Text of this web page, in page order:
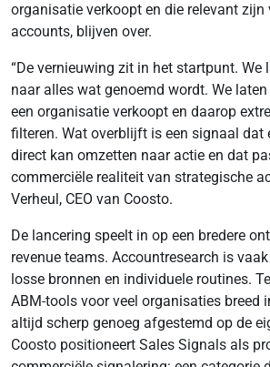
organisatie verkoopt en die relevant zijn
accounts, blijven over.
“De vernieuwing zit in het startpunt. We
naar alles wat genoemd wordt. We
een organisatie verkoopt en daarop
filteren. Wat overblijft is een signaal dat
direct kan omzetten naar actie en dat
commerciële realiteit van strategische
Verheul, CEO van Coosto.
De lancering speelt in op een bredere
revenue teams. Accountresearch is
losse bronnen en individuele routines.
ABM-tools voor veel organisaties breed
altijd scherp genoeg afgestemd op de
Coosto positioneert Sales Signals als